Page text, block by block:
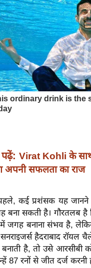
Virat Kohli के
अपनी सफलता का राज
कई प्रशंसक यह जानने के
बना सकती है। गौरतलब है
में जगह बनाना संभव है,
हैदराबाद
है, तो उसे आरसीबी
87 रनों से जीत दर्ज करनी